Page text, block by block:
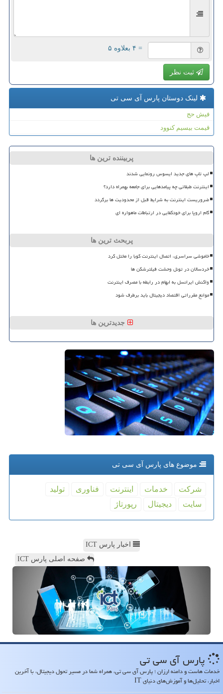
= ۴ بعلاوه ۵
ثبت نظر
لینک دوستان پارس آی سی تی
فیش حج
قیمت بیسیم کنوود
پربیننده ترین ها
لپ تاپ های جدید ایسوس رونمایی شدند
اینترنت طبقاتی چه پیامدهایی برای جامعه بهمراه دارد؟
ضروریست اینترنت به شرایط قبل از محدودیت ها برگردد
گام اروپا برای خودکفایی در ارتباطات ماهواره ای
پربحث ترین ها
خاموشی سراسری، اتصال اینترنت کوبا را مختل کرد
خردسالان در تونل وحشت فیلترشکن ها
واکنش ایرانسل به ابهام در رابطه با مصرف اینترنت
موانع مقرراتی اقتصاد دیجیتال باید برطرف شود
جدیدترین ها
موضوع های پارس آی سی تی
شركت خدمات اینترنت فناوری
تولید
سایت
دیجیتال رپورتاژ
اخبار پارس ICT
صفحه اصلی پارس ICT
پارس آی سی تی
خدمات هاست و دامنه ارزان ؛ پارس آی سی تی، همراه شما در مسیر تحول دیجیتال، با آخرین
اخبار، تحلیل‌ها و آموزش‌های دنیای IT